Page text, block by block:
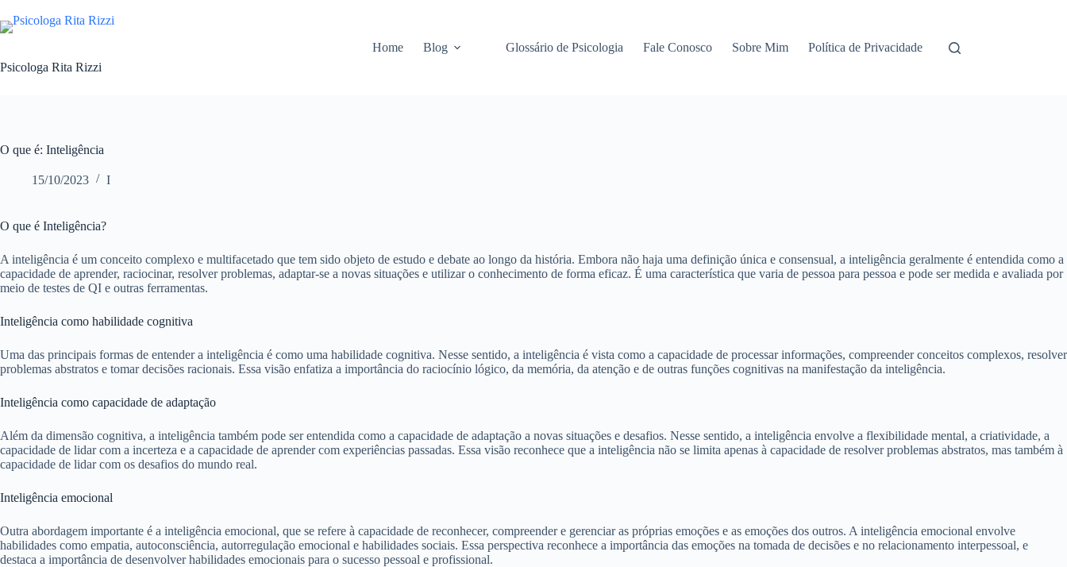
para
o
Psicologa Rita Rizzi
Home Blog Glossário de Psicologia Fale Conosco Sobre Mim Política de Privacidade
O que é: Inteligência
15/10/2023 I
O que é Inteligência?
A inteligência é um conceito complexo e multifacetado que tem sido objeto de estudo e debate ao longo da história. Embora não haja uma definição única e consensual, a inteligência geralmente é entendida como a
capacidade de aprender, raciocinar, resolver problemas, adaptar-se a novas situações e utilizar o conhecimento de forma eficaz. É uma característica que varia de pessoa para pessoa e pode ser medida e avaliada por
meio de testes de QI e outras ferramentas.
Inteligência como habilidade cognitiva
Uma das principais formas de entender a inteligência é como uma habilidade cognitiva. Nesse sentido, a inteligência é vista como a capacidade de processar informações, compreender conceitos complexos, resolver
problemas abstratos e tomar decisões racionais. Essa visão enfatiza a importância do raciocínio lógico, da memória, da atenção e de outras funções cognitivas na manifestação da inteligência.
Inteligência como capacidade de adaptação
Além da dimensão cognitiva, a inteligência também pode ser entendida como a capacidade de adaptação a novas situações e desafios. Nesse sentido, a inteligência envolve a flexibilidade mental, a criatividade, a
capacidade de lidar com a incerteza e a capacidade de aprender com experiências passadas. Essa visão reconhece que a inteligência não se limita apenas à capacidade de resolver problemas abstratos, mas também à
capacidade de lidar com os desafios do mundo real.
Inteligência emocional
Outra abordagem importante é a inteligência emocional, que se refere à capacidade de reconhecer, compreender e gerenciar as próprias emoções e as emoções dos outros. A inteligência emocional envolve
habilidades como empatia, autoconsciência, autorregulação emocional e habilidades sociais. Essa perspectiva reconhece a importância das emoções na tomada de decisões e no relacionamento interpessoal, e
destaca a importância de desenvolver habilidades emocionais para o sucesso pessoal e profissional.